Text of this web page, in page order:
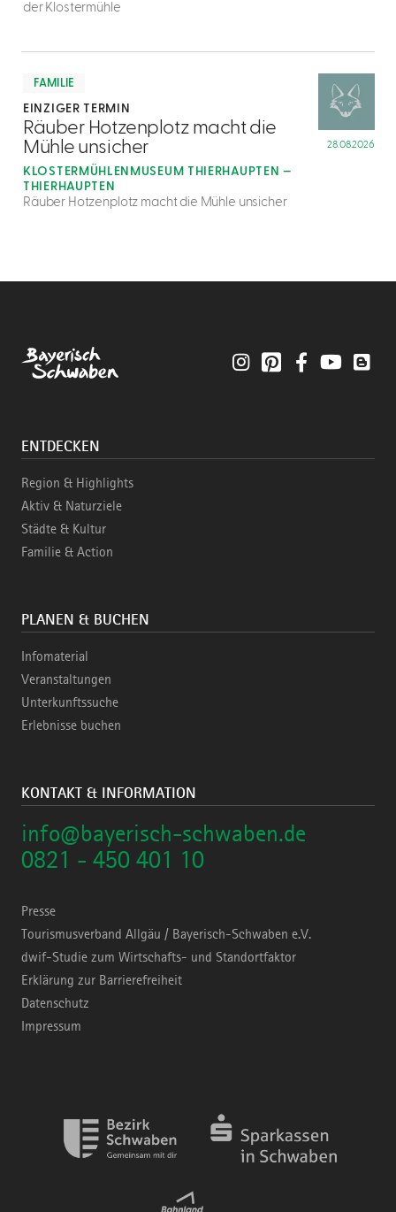
der Klostermühle
FAMILIE
EINZIGER TERMIN
4
Räuber Hotzenplotz macht die
Mühle unsicher
KLOSTERMÜHLENMUSEUM THIERHAUPTEN —
THIERHAUPTEN
28.08.2026
Räuber Hotzenplotz macht die Mühle unsicher
InstagramPinterestFacebookYouTube
ENTDECKEN
Region & Highlights
Aktiv & Naturziele
Städte & Kultur
Familie & Action
PLANEN & BUCHEN
Infomaterial
Veranstaltungen
Unterkunftssuche
Erlebnisse buchen
KONTAKT & INFORMATION
info@bayerisch-schwaben.de
0821 - 450 401 10
Presse
Tourismusverband Allgäu / Bayerisch-Schwaben e.V.
dwif-Studie zum Wirtschafts- und Standortfaktor
Erklärung zur Barrierefreiheit
Datenschutz
Impressum